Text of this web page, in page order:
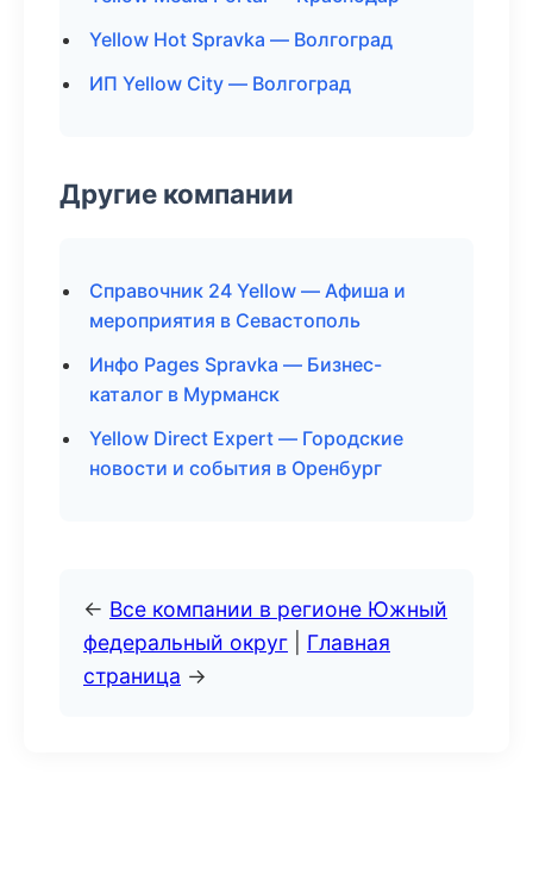
Yellow Hot Spravka — Волгоград
ИП Yellow City — Волгоград
Другие компании
Справочник 24 Yellow — Афиша и
мероприятия в Севастополь
Инфо Pages Spravka — Бизнес-
каталог в Мурманск
Yellow Direct Expert — Городские
новости и события в Оренбург
← Все компании в регионе Южный
федеральный округ
Главная
страница →